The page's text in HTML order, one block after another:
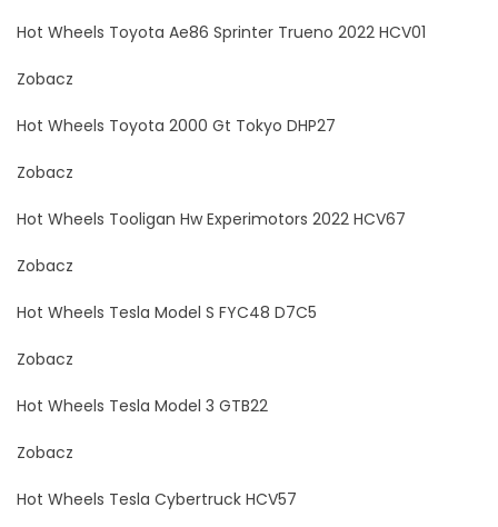
Hot Wheels Toyota Ae86 Sprinter Trueno 2022 HCV01
Zobacz
Hot Wheels Toyota 2000 Gt Tokyo DHP27
Zobacz
Hot Wheels Tooligan Hw Experimotors 2022 HCV67
Zobacz
Hot Wheels Tesla Model S FYC48 D7C5
Zobacz
Hot Wheels Tesla Model 3 GTB22
Zobacz
Hot Wheels Tesla Cybertruck HCV57